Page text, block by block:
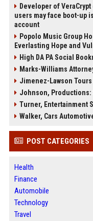
Developer of
users may face boot-up
account
Popolo Music Group
Everlasting Hope and
High DA PA Social
Marks-Williams
Jimenez-Lawson
Johnson,
Turner, Entertainment
Walker, Cars
POST CATEGORIES
Health
Finance
Automobile
Technology
Travel